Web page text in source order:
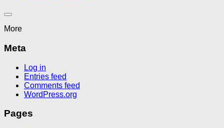
More
Meta
Log in
Entries feed
Comments feed
WordPress.org
Pages